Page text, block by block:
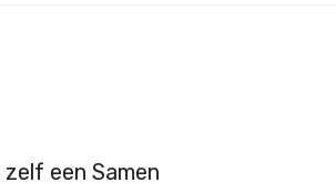
een Samen